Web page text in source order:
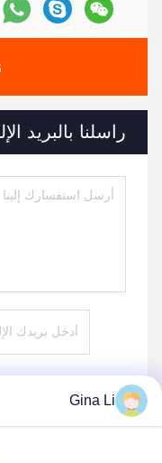
راسلنا بالبريد
Gina Li